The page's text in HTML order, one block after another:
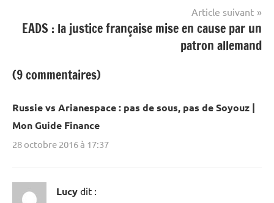
Article suivant
EADS : la justice française mise en cause par un
patron allemand
(9 commentaires)
Russie vs Arianespace : pas de sous, pas de Soyouz |
Mon Guide Finance
28 octobre 2016 à 17:37
Lucy dit :